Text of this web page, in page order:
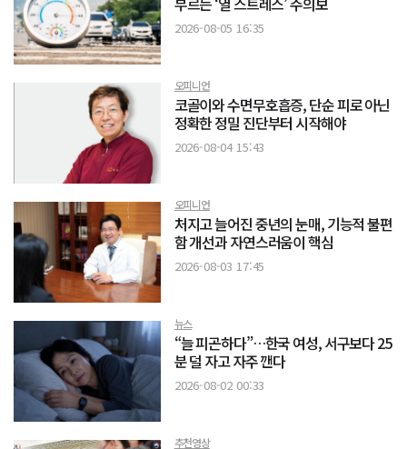
2026-08-05 16:35
오피니언
코골이와 수면무호흡증, 단순 피로 아닌
정확한 정밀 진단부터 시작해야
2026-08-04 15:43
오피니언
처지고 늘어진 중년의 눈매, 기능적 불편
함 개선과 자연스러움이 핵심
2026-08-03 17:45
뉴스
“늘 피곤하다”…한국 여성, 서구보다 25
분 덜 자고 자주 깬다
2026-08-02 00:33
추천영상